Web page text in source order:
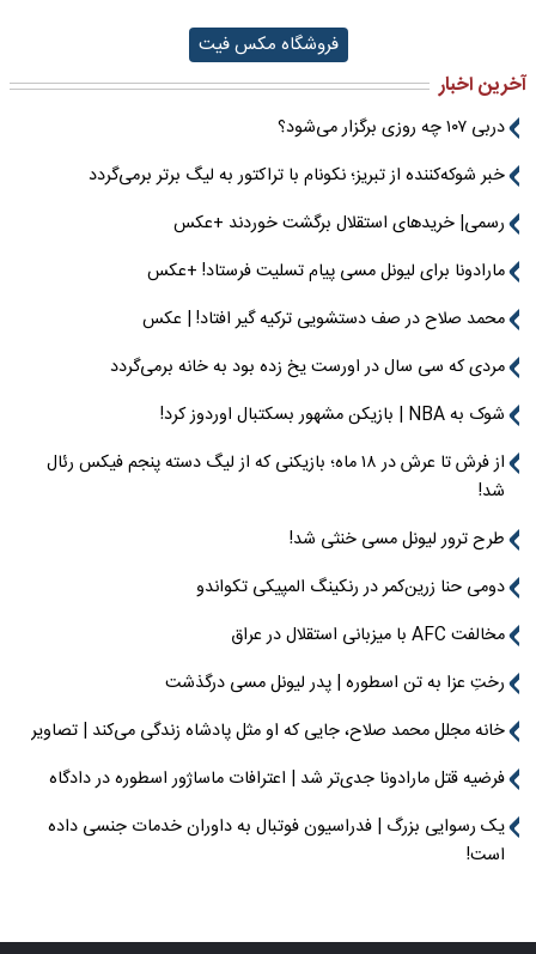
فروشگاه مکس فیت
آخرین اخبار
دربی ۱۰۷ چه روزی برگزار می‌شود؟
خبر شوکه‌کننده از تبریز؛ نکونام با تراکتور به لیگ برتر برمی‌گردد
رسمی| خریدهای استقلال برگشت خوردند +عکس
مارادونا برای لیونل مسی پیام تسلیت فرستاد! +عکس
محمد صلاح در صف دستشویی ترکیه گیر افتاد! | عکس
مردی که سی سال در اورست یخ زده بود به خانه برمی‌گردد
شوک به NBA | بازیکن مشهور بسکتبال اوردوز کرد!
از فرش تا عرش در ۱۸ ماه؛ بازیکنی که از لیگ دسته پنجم فیکس رئال
شد!
طرح ترور لیونل مسی خنثی شد!
دومی حنا زرین‌کمر در رنکینگ المپیکی تکواندو
مخالفت AFC با میزبانی استقلال در عراق
رختِ عزا به تن اسطوره | پدر لیونل مسی درگذشت
خانه مجلل محمد صلاح، جایی که او مثل پادشاه زندگی می‌کند | تصاویر
فرضیه قتل مارادونا جدی‌تر شد | اعترافات ماساژور اسطوره در دادگاه
یک رسوایی بزرگ | فدراسیون فوتبال به داوران خدمات جنسی داده
است!